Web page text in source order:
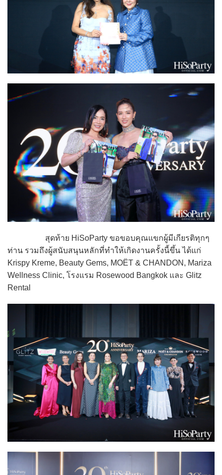
สุดท้าย HiSoParty ขอขอบคุณแขกผู้มีเกียรติทุกๆ
ท่าน รวมถึงผู้สนับสนุนหลักที่ทำให้เกิดงานครั้งนี้ขึ้น ได้แก่
Krispy Kreme, Beauty Gems, MOËT & CHANDON, Mariza
Wellness Clinic, โรงแรม Rosewood Bangkok และ Glitz
Rental